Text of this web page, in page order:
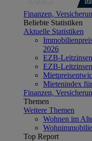
Finanzen,
Beliebte Statistiken
Aktuelle Statistiken
2026
EZB-
EZB-
Mietenindex
Finanzen,
Themen
Weitere Themen
Wohnen im
Top Report